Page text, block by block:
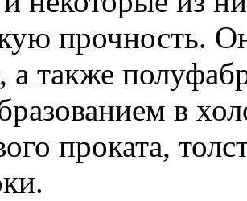
прочность.
а также
в
проката,